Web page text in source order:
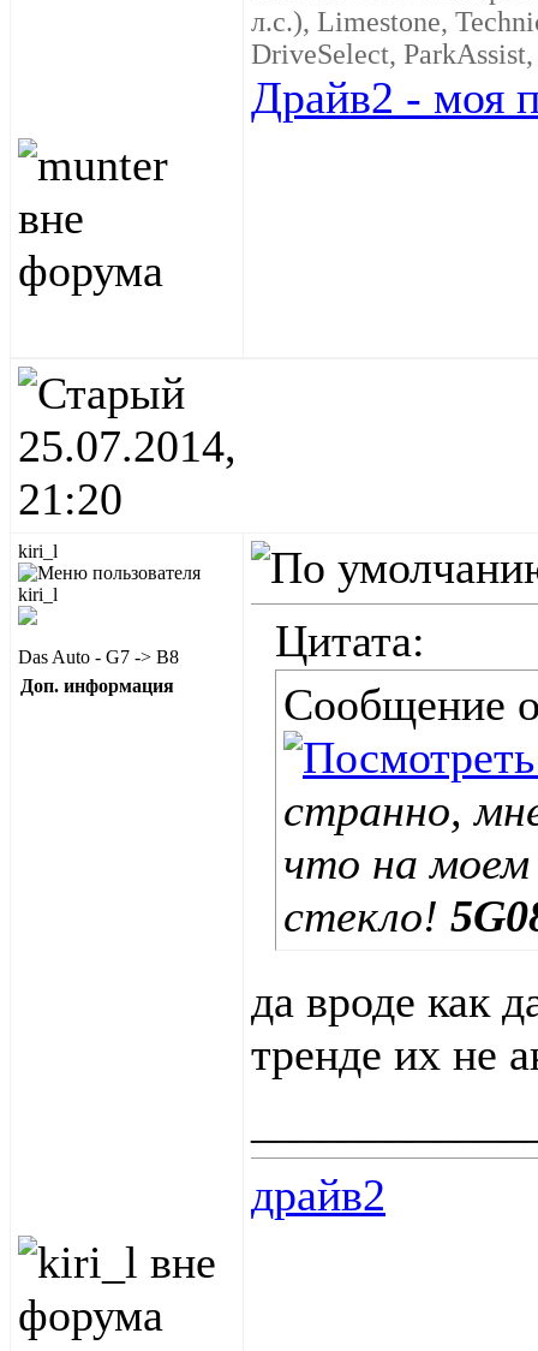
л.с.), Limestone,
DriveSelect,
Драйв2 - моя
25.07.2014,
21:20
kiri_l
Das Auto - G7 -> B8
Доп. информация
Цитата:
Сообщение
странно,
что на
стекло!
да вроде как
тренде их не
драйв2